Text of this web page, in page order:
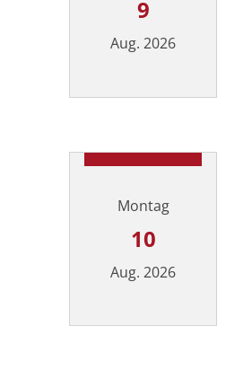
9
Aug. 2026
Montag
10
Aug. 2026